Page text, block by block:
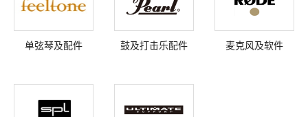
单弦琴及配件 鼓及打击乐配件 麦克风及软件